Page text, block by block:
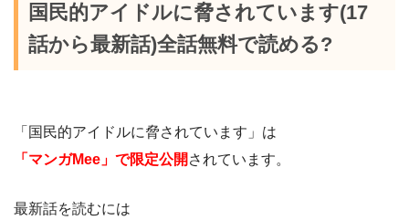
国民的アイドルに脅されています(17
話から最新話)全話無料で読める?
「国民的アイドルに脅されています」は
「マンガMee」で限定公開 されています。
最新話を読むには